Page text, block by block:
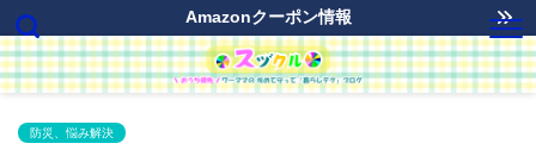
Amazonクーポン情報
防災、悩み解決